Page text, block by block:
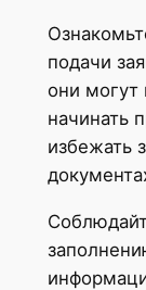
подачи
они могут
начинать
избежать